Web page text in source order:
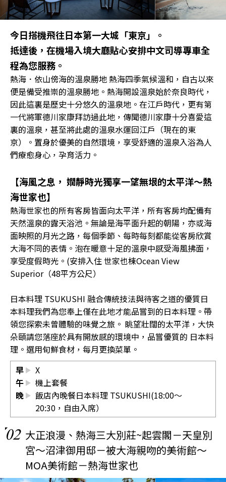
今日搭機飛往日本第一大城「東京」。
抵達後，在機場入境大廳貼心安排中文司導專車全
程為您服務。
熱海．依山傍海的溫泉勝地 熱海四季氣候溫和，自古以來
便是備受推崇的溫泉勝地。熱海開設溫泉始於奈良時代，
因此這裏是歷史十分悠久的溫泉地。在江戶時代，更有第
一代將軍德川家康拜訪過此地，傳聞德川家康十分喜愛這
裏的溫泉，甚至將此處的溫泉水運回江戶（現在的東
京）。置身於優美的自然環境，享受舒適的溫泉入浴為人
們療愈身心，孕育活力。
【海風之息， 嫺靜時光獨享一望無垠的太平洋～熱
海世家也】
熱海世家也的所有客房皆面向太平洋，所有客房均配備有
天然溫泉的露天浴池。無論是海平面升起的朝陽，亦或海
面映照的月光之路，每個季節、每時每刻都能從客房欣賞
大海不同的表情。泡在暖意十足的溫泉中感受海風拂面，
享受度假時光。(安排入住 世家也棟Ocean View
Superior（48平方公尺）
日本料理 TSUKUSHI 融合傳統技法與待客之道的優質日
本料理我們為您奉上僅在此地才能品嘗到的日本料理。帶
領您探索未曾體驗的味覺之旅。 眺望壯闊的太平洋，大快
朵頤請您落座於具有開放感的環境中，品嘗優質的 日本料
理。選用旬鮮食材，每月更換菜單。
早
X
午
機上套餐
晚
飯店內晚餐日本料理 TSUKUSHI(18:00～
20:30，自由入席）
02 大正浪漫、熱海三大別莊~起雲閣－天皇別
宮～沼津御用邸－被大海親吻的美術館～
MOA美術館－熱海世家也